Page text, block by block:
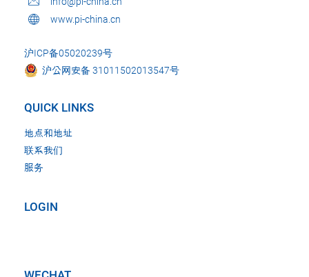
www.pi-china.cn
沪ICP备05020239号
沪公网安备 31011502013547号
QUICK LINKS
地点和地址
联系我们
服务
LOGIN